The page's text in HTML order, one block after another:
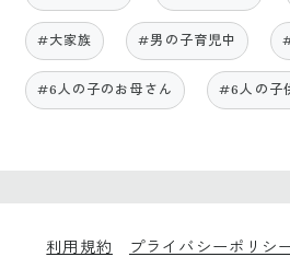
#大家族 #男の子育児中
#6人の子のお母さん #6人の子
利用規約 プライバシーポリシ